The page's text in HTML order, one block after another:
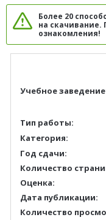
Более 20
на скачивание.
ознакомления!
Учебное
Тип работы:
Категория:
Год сдачи:
Количество
Оценка:
Дата публикации:
Количество